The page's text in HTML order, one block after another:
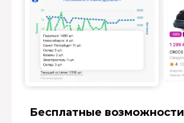
Бесплатные возмож­ности